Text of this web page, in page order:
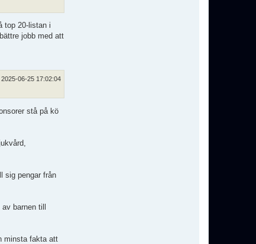
top 20-listan i
jobb med att
2025-06-25 17:02:04
stå på kö
sig pengar från
barnen till
minsta fakta att